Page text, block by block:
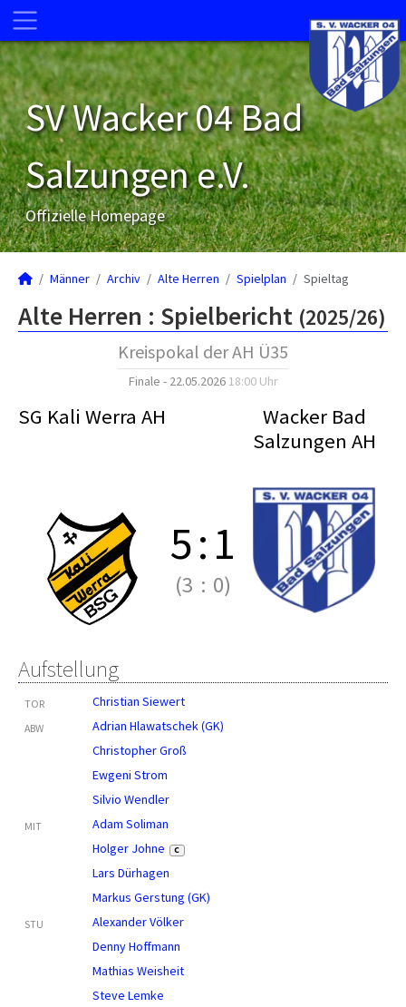
SV Wacker 04 Bad
Salzungen e.V.
Offizielle Homepage
Männer Archiv Alte Herren Spielplan Spieltag
Alte Herren : Spielbericht (2025/26)
Kreispokal der AH Ü35
Finale - 22.05.2026 18:00 Uhr
SG Kali Werra AH
Wacker Bad
Salzungen AH
5:1
(3 : 0)
Aufstellung
TOR Christian Siewert
ABW
Adrian Hlawatschek (GK)
Christopher Groß
Ewgeni Strom
Silvio Wendler
MIT
Adam Soliman
Holger Johne
C
Lars Dürhagen
Markus Gerstung (GK)
STU
Alexander Völker
Denny Hoffmann
Mathias Weisheit
Steve Lemke